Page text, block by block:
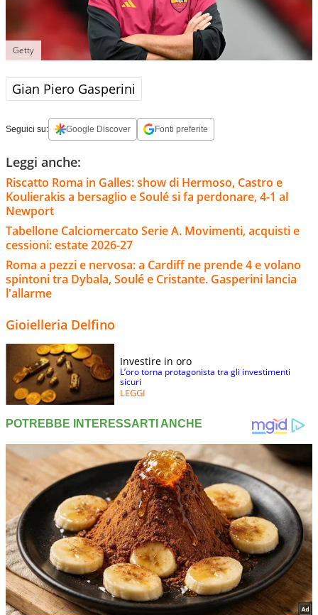
Getty
Gian Piero Gasperini
Seguici su: Google Discover Fonti preferite
Leggi anche:
Riscatto Roma in Galles: show di Hermoso, Castro e
Koulierakis a bersaglio e Soulé si fa perdonare, 4-1 al
Newport
Tabellone Calciomercato Serie A. Movimenti, acquisti e
cessioni: estate 2026-27
Roma a pezzi e nervosa: a Cardiff ne prende 4 e volano
spintoni tra Dybala, Soulé e Cristante. Gasperini lancia
l'allarme
Gioielleria Delfino
Investire in oro
L’oro torna protagonista tra gli investimenti
sicuri
LEGGI